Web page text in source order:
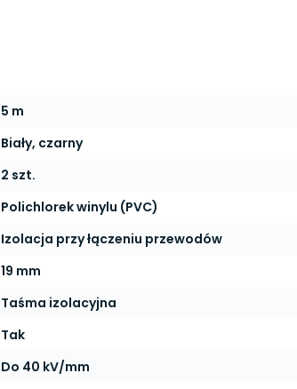
5 m
Biały, czarny
2 szt.
Polichlorek winylu (PVC)
Izolacja przy łączeniu przewodów
19 mm
Taśma izolacyjna
Tak
Do 40 kV/mm